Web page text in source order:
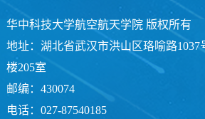
华中科技大学航空航天学院 版权所有
地址：湖北省武汉市洪山区珞喻路1037
楼205室
邮编：430074
电话：027-87540185